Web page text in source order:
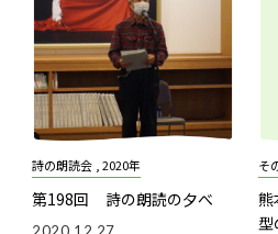
詩の朗読会 , 2020年
第198回 詩の朗読の夕べ
そ
熊
型